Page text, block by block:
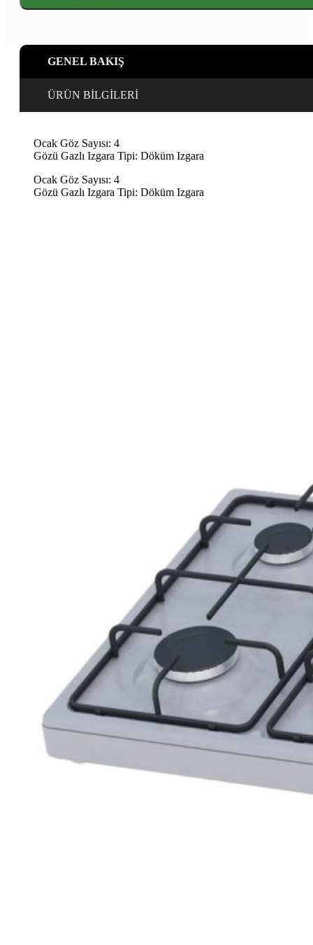
FlameArt
adet
GENEL BAKIŞ
ÜRÜN BİLGİLERİ
Ocak Göz Sayısı: 4
Gözü Gazlı Izgara Tipi: Döküm Izgara
Ocak Göz Sayısı: 4
Gözü Gazlı Izgara Tipi: Döküm Izgara